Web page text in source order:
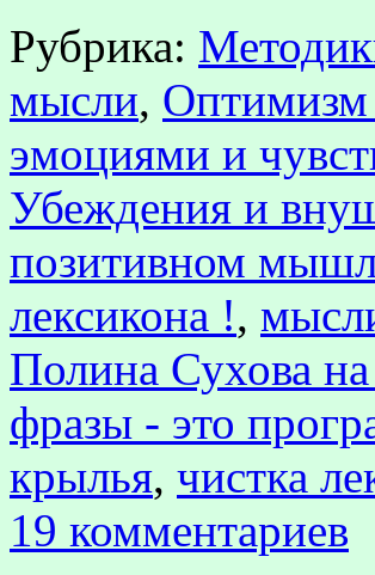
Рубрика:
мысли,
эмоциями и
Убеждения и
позитивном
лексикона !,
Полина Сухова на
фразы - это
крылья, чистка
19 комментариев